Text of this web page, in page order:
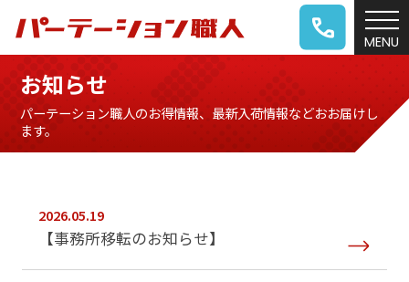
お知らせ
パーテーション職人のお得情報、最新入荷情報などおお届けし
ます。
2026.05.19
【事務所移転のお知らせ】